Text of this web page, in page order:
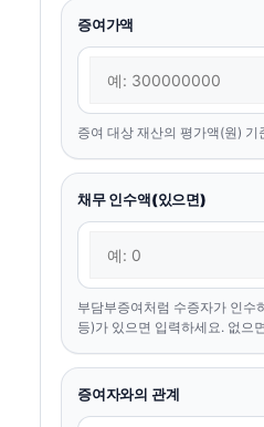
증여가액
증여 대상 재산의 평가액(원) 기
채무 인수액(있으면)
부담부증여처럼 수증자가 인수
등)가 있으면 입력하세요. 없으
증여자와의 관계